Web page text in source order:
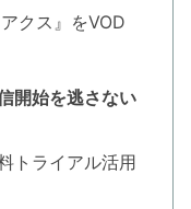
クス』をVOD
開始を逃さない
トライアル活用